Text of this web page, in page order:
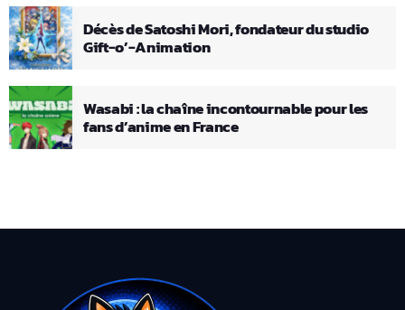
Décès de Satoshi Mori, fondateur du studio
Gift-o’-Animation
Wasabi : la chaîne incontournable pour les
fans d’anime en France